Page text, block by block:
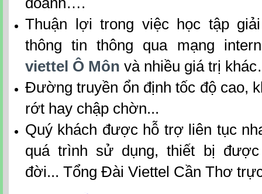
Thuận lợi trong việc học tập
thông tin thông qua mạng
viettel Ô Môn và nhiều giá trị
Đường truyền ổn định tốc độ cao,
rớt hay chập chờn...
Quý khách được hỗ trợ liên tục
quá trình sử dụng, thiết bị
đời... Tổng Đài Viettel Cần Thơ